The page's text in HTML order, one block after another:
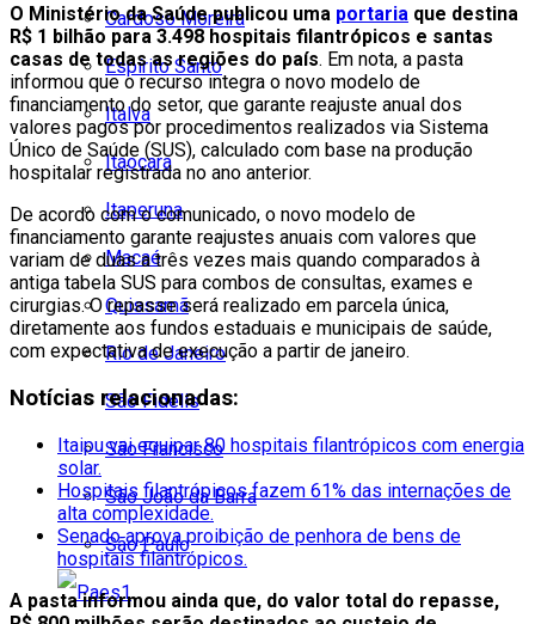
Cardoso Moreira
Espírito Santo
Italva
Itaocara
Itaperuna
Macaé
Quissamã
Rio de Janeiro
São Fidélis
São Francisco
São João da Barra
São Paulo
O Ministério da Saúde publicou uma portaria que destina
R$ 1 bilhão para 3.498 hospitais filantrópicos e santas
casas de todas as regiões do país. Em nota, a pasta
informou que o recurso integra o novo modelo de
financiamento do setor, que garante reajuste anual dos
valores pagos por procedimentos realizados via Sistema
Único de Saúde (SUS), calculado com base na produção
hospitalar registrada no ano anterior.
De acordo com o comunicado, o novo modelo de
financiamento garante reajustes anuais com valores que
variam de duas a três vezes mais quando comparados à
antiga tabela SUS para combos de consultas, exames e
cirurgias. O repasse será realizado em parcela única,
diretamente aos fundos estaduais e municipais de saúde,
com expectativa de execução a partir de janeiro.
Notícias relacionadas:
Itaipu vai equipar 80 hospitais filantrópicos com energia
solar.
Hospitais filantrópicos fazem 61% das internações de
alta complexidade.
Senado aprova proibição de penhora de bens de
hospitais filantrópicos.
A pasta informou ainda que, do valor total do repasse,